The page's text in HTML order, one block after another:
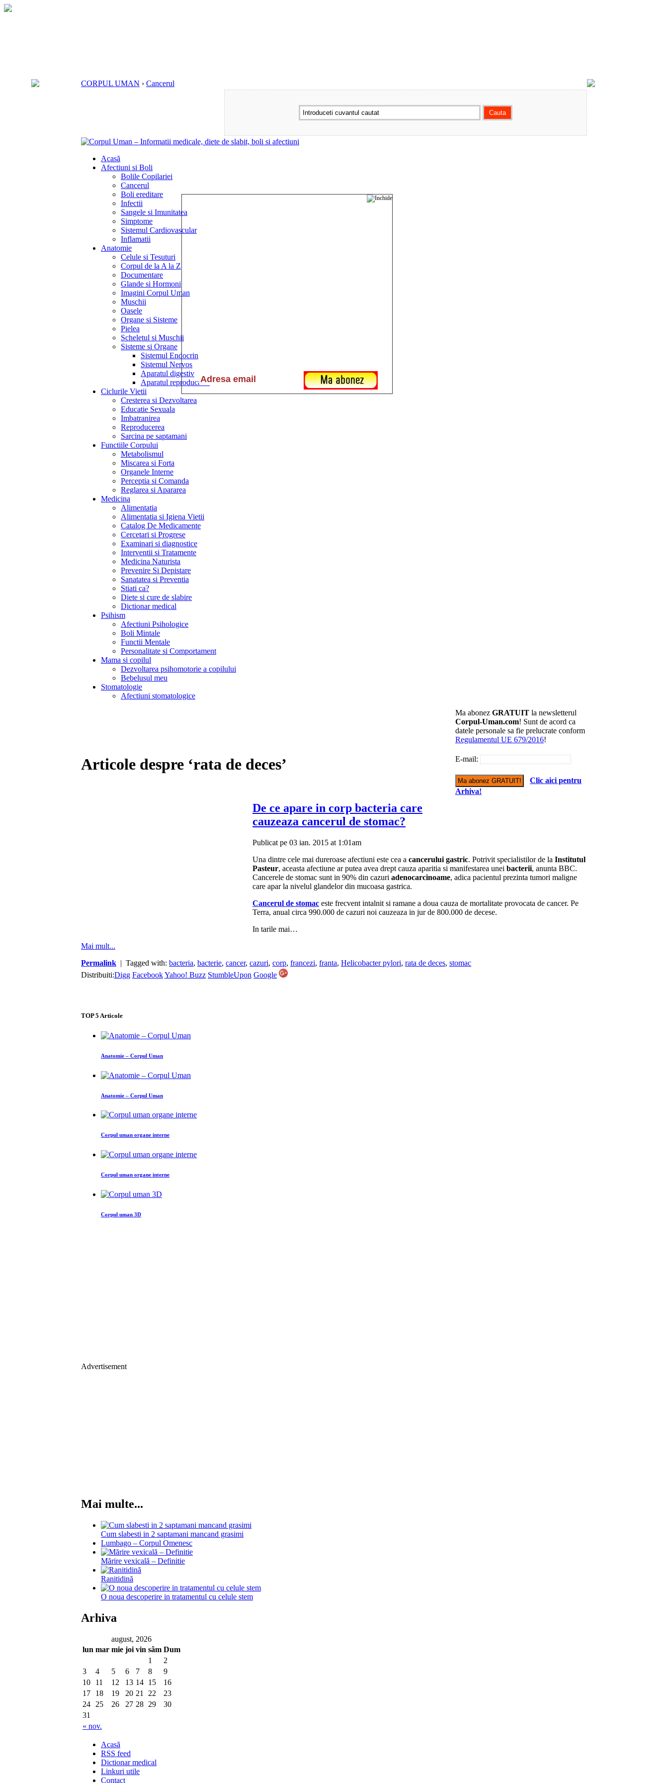
CORPUL UMAN › Cancerul
Acasă
Afectiuni si Boli
Bolile Copilariei
Cancerul
Boli ereditare
Infectii
Sangele si Imunitatea
Simptome
Sistemul Cardiovascular
Inflamatii
Anatomie
Celule si Tesuturi
Corpul de la A la Z
Documentare
Glande si Hormoni
Imagini Corpul Uman
Muschii
Oasele
Organe si Sisteme
Pielea
Scheletul si Muschii
Sisteme si Organe
Sistemul Endocrin
Sistemul Nervos
Aparatul digestiv
Aparatul reproducator
Ciclurile Vietii
Cresterea si Dezvoltarea
Educatie Sexuala
Imbatranirea
Reproducerea
Sarcina pe saptamani
Functiile Corpului
Metabolismul
Miscarea si Forta
Organele Interne
Perceptia si Comanda
Reglarea si Apararea
Medicina
Alimentatia
Alimentatia si Igiena Vietii
Catalog De Medicamente
Cercetari si Progrese
Examinari si diagnostice
Interventii si Tratamente
Medicina Naturista
Prevenire Si Depistare
Sanatatea si Preventia
Stiati ca?
Diete si cure de slabire
Dictionar medical
Psihism
Afectiuni Psihologice
Boli Mintale
Functii Mentale
Personalitate si Comportament
Mama si copilul
Dezvoltarea psihomotorie a copilului
Bebelusul meu
Stomatologie
Afectiuni stomatologice
Ma abonez GRATUIT la newsletterul
Corpul-Uman.com! Sunt de acord ca
datele personale sa fie prelucrate conform
Regulamentul UE 679/2016!
E-mail:
Clic aici pentru
Arhiva!
Articole despre ‘rata de deces’
De ce apare in corp bacteria care
cauzeaza cancerul de stomac?
Publicat pe 03 ian. 2015 at 1:01am
Una dintre cele mai dureroase afectiuni este cea a cancerului gastric. Potrivit specialistilor de la Institutul
Pasteur, aceasta afectiune ar putea avea drept cauza aparitia si manifestarea unei bacterii, anunta BBC.
Cancerele de stomac sunt in 90% din cazuri adenocarcinoame, adica pacientul prezinta tumori maligne
care apar la nivelul glandelor din mucoasa gastrica.
Cancerul de stomac este frecvent intalnit si ramane a doua cauza de mortalitate provocata de cancer. Pe
Terra, anual circa 990.000 de cazuri noi cauzeaza in jur de 800.000 de decese.
In tarile mai…
Mai mult...
Permalink | Tagged with: bacteria, bacterie, cancer, cazuri, corp, francezi, franta, Helicobacter pylori, rata de deces, stomac
Distribuiti:Digg FacebookYahoo! Buzz StumbleUpon Google
TOP5 Articole
Anatomie – Corpul Uman
Anatomie – Corpul Uman
Corpul uman organe interne
Corpul uman organe interne
Corpul uman 3D
Advertisement
Mai multe...
Cum slabesti in 2 saptamani mancand grasimi
Lumbago – Corpul Omenesc
Mărire vexicală – Definitie
Ranitidină
O noua descoperire in tratamentul cu celule stem
Arhiva
august, 2026
lun mar mie joi vin sâm Dum
« nov.
1
2
3
4 5 6 7 8
9
10
11 12 13 14 15
16
17
18 19 20 21 22
23
24
25 26 27 28 29
30
31
Acasă
RSS feed
Dictionar medical
Linkuri utile
Contact